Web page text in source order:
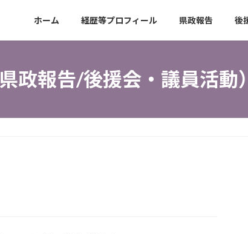
ホーム 経歴等プロフィール 県政報告 後
政報告/後援会・議員活動）